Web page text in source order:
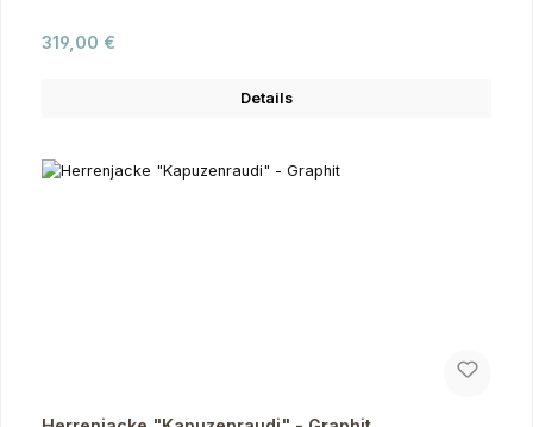
Regulärer Preis:
319,00 €
Details